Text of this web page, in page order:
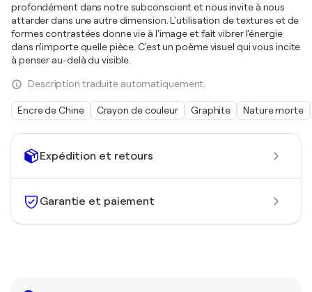
Expédition et retours
Garantie et paiement
profondément dans notre subconscient et nous invite à nous
attarder dans une autre dimension. L'utilisation de textures et de
formes contrastées donne vie à l'image et fait vibrer l'énergie
dans n'importe quelle pièce. C'est un poème visuel qui vous incite
à penser au-delà du visible.
Description traduite automatiquement.
Encre de Chine Crayon de couleur Graphite Nature morte